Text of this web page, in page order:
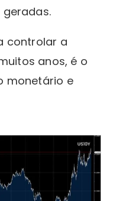
geradas.
controlar a
anos, é o
monetário e